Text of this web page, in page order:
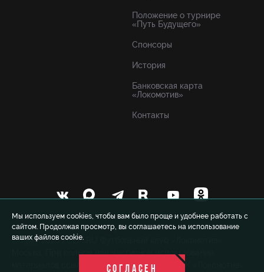
Мы используем cookies, чтобы вам было проще и удобнее работать с
сайтом. Продолжая просмотр, вы соглашаетесь на использование
ваших файлов cookie.
СОГЛАСЕН
Положение о турнире
«Путь Будущего»
Спонсоры
История
Банковская карта
«Локомотив»
Контакты
© 1999-2026 FCLM.RU Футбольный клуб «Локомотив»
Москва. При полном или частичном использовании
материалов ссылка на официальный сайт ФК «Локомотив»